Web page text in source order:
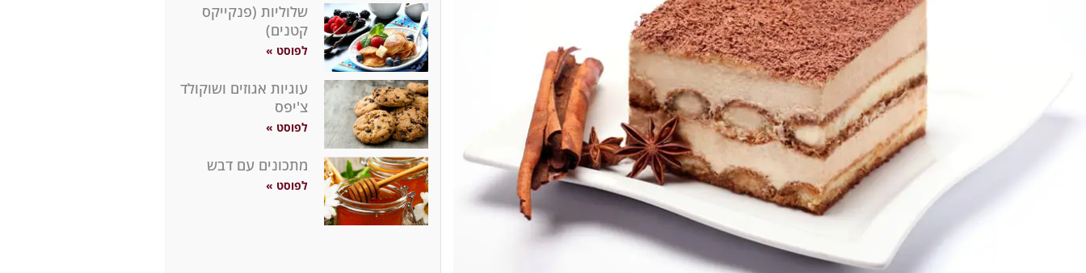
שלוליות (פנקייקס
קטנים)
לפוסט »
עוגיות אגוזים ושוקולד
צ'יפס
לפוסט »
מתכונים עם דבש
לפוסט »